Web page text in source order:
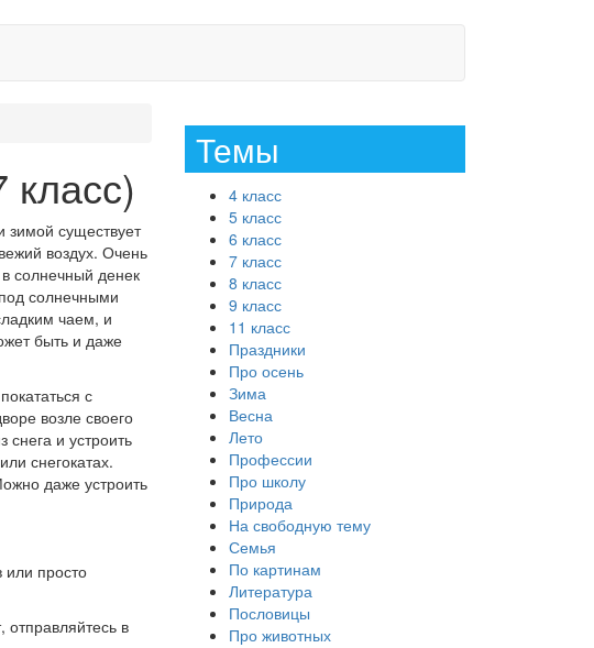
зимой существует
воздух. Очень
солнечный денек
солнечными
чаем, и
быть и даже
с
возле своего
и устроить
снегокатах.
даже устроить
или просто
в
Темы
4 класс
5 класс
6 класс
7 класс
8 класс
9 класс
11 класс
Праздники
Про осень
Зима
Весна
Лето
Профессии
Про школу
Природа
На свободную тему
Семья
По картинам
Литература
Пословицы
Про животных